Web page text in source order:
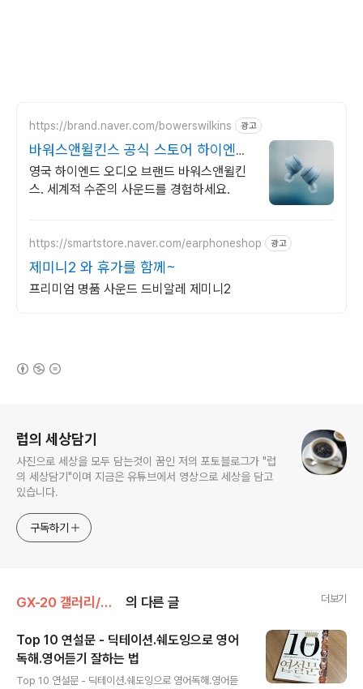
https://brand.naver.com/bowerswilkins 광고
바워스앤윌킨스 공식 스토어 하이엔드
명품 오디오
영국 하이엔드 오디오 브랜드 바워스앤윌킨
스. 세계적 수준의 사운드를 경험하세요.
https://smartstore.naver.com/earphoneshop 광고
제미니2 와 휴가를 함께~
프리미엄 명품 사운드 드비알레 제미니2
럽의 세상담기
사진으로 세상을 모두 담는것이 꿈인 저의 포토블로그가 "럽
의 세상담기"이며 지금은 유튜브에서 영상으로 세상을 담고
있습니다.
구독하기
GX-20 갤러리/제품 의 다른 글 더보기
Top 10 연설문 - 딕테이션.쉐도잉으로 영어
독해.영어듣기 잘하는 법
Top 10 연설문 - 딕테이션.쉐도잉으로 영어독해.영어듣